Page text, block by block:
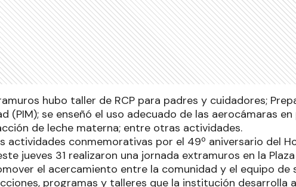
hubo taller de RCP para padres y cuidadores;
(PIM); se enseñó el uso adecuado de las aerocámaras
de leche materna; entre otras actividades.
actividades conmemorativas por el 49º aniversario del
jueves 31 realizaron una jornada extramuros en la
el acercamiento entre la comunidad y el equipo de
programas y talleres que la institución desarrolla